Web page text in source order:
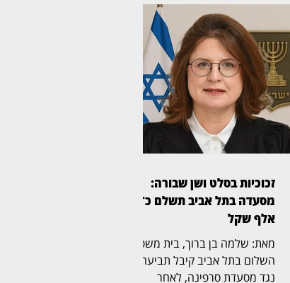
זכוכיות בסלט ושן שבורה:
אלף שקל
מאת: שלמה בן ברוך, בית משפט
השלום בתל אביב קיבל תביעה
נגד מסעדת סרפינה, לאחר